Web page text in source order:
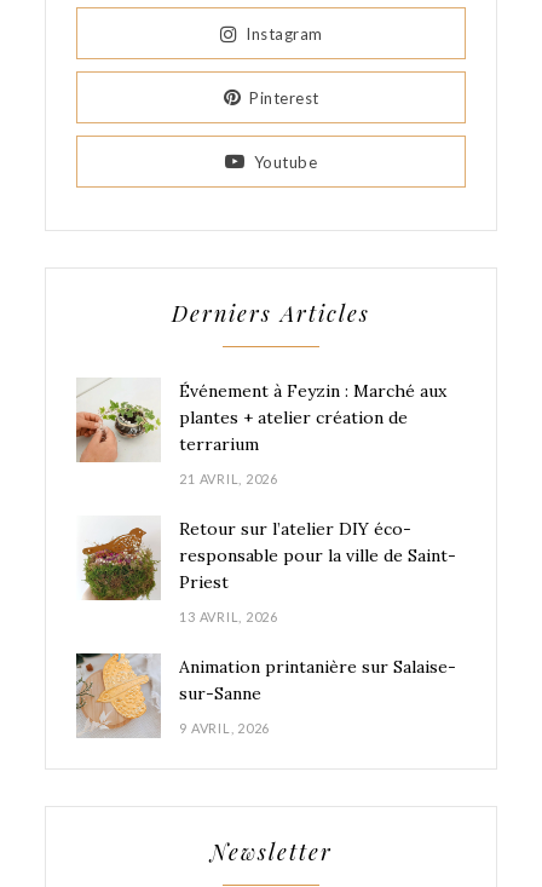
Instagram
Pinterest
Youtube
Derniers Articles
Événement à Feyzin : Marché aux
plantes + atelier création de
terrarium
21 AVRIL, 2026
Retour sur l’atelier DIY éco-
responsable pour la ville de Saint-
Priest
13 AVRIL, 2026
Animation printanière sur Salaise-
sur-Sanne
9 AVRIL, 2026
Newsletter